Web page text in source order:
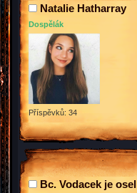
Natalie Hatharray
Dospělák
Příspěvků: 34
Bc. Vodacek je osel